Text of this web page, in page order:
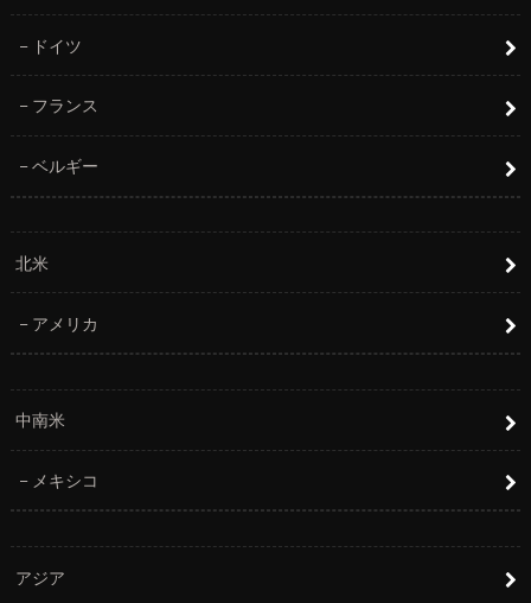
ドイツ
フランス
ベルギー
北米
アメリカ
中南米
メキシコ
アジア